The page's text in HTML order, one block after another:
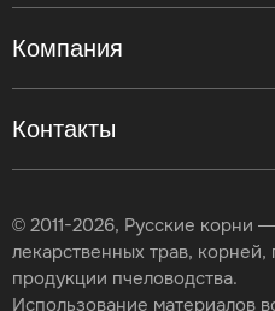
Контакты
Компания
© 2011-2026, Русские корни
лекарственных трав,
продукции пчеловодства.
Использование материалов